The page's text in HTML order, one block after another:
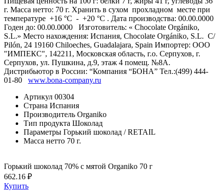
г. Масса нетто: 70 г. Хранить в сухом прохладном месте при
температуре +16 °C - +20 °C . Дата производства: 00.00.0000
Годен до: 00.00.0000 Изготовитель: « Chocolate Orgániko,
S.L.» Место нахождения: Испания, Chocolate Orgániko, S.L. C/
Pilón, 24 19160 Chiloeches, Guadalajara, Spain Импортер: ООО
"ИМПЕКС", 142211, Московская область, г.о. Серпухов, г.
Серпухов, ул. Пушкина, д.9, этаж 4 помещ. №8А.
Дистрибьютор в России: “Компания “БОНА” Тел.:(499) 444-
01-80 www.bona-company.ru
Артикул 00304
Страна Испания
Производитель Organiko
Тип продукта Шоколад
Параметры Горький шоколад / RETAIL
Масса нетто 70 г.
Горький шоколад 70% с мятой Organiko 70 г
662.16 ₽
Купить